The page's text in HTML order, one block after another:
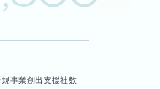
事業創出支援社数